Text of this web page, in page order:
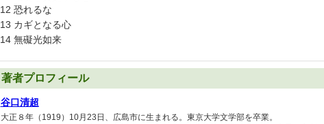
12 恐れるな
13 カギとなる心
14 無礙光如来
著者プロフィール
谷口清超
大正８年（1919）10月23日、広島市に生まれる。東京大学文学部を卒業。